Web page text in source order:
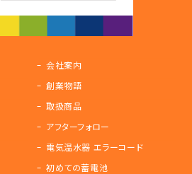
会社案内
創業物語
取扱商品
アフターフォロー
電気温水器 エラーコード
初めての蓄電池